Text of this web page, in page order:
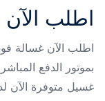
اطلب
بموتور الدفع
غسيل متوفرة الآن